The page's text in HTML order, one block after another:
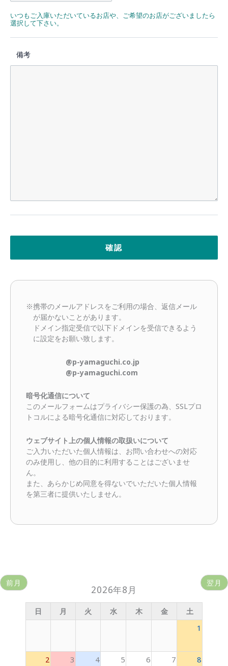
いつもご入庫いただいているお店や、ご希望のお店がございましたら
選択して下さい。
備考
※携帯のメールアドレスをご利用の場合、返信メール
が届かないことがあります。
ドメイン指定受信で以下ドメインを受信できるよう
に設定をお願い致します。
@p-yamaguchi.co.jp
@p-yamaguchi.com
暗号化通信について
このメールフォームはプライバシー保護の為、SSLプロ
トコルによる暗号化通信に対応しております。
ウェブサイト上の個人情報の取扱いについて
ご入力いただいた個人情報は、お問い合わせへの対応
のみ使用し、他の目的に利用することはございませ
ん。
また、あらかじめ同意を得ないでいただいた個人情報
を第三者に提供いたしません。
前月 翌月
2026年8月
日 月 火 水 木 金 土
1
2 3 4 5 6 7 8